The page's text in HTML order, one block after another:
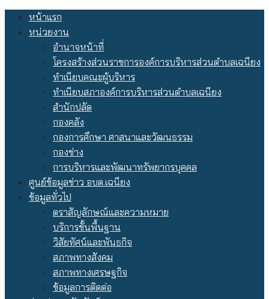
Skip หน้าแรก
หน่วยงาน
อำนาจหน้าที่
โครงสร้างส่วนราชการองค์การบริหารส่วนตำบลเฉนียง
ทำเนียบคณะผู้บริหาร
ทำเนียบสภาองค์การบริหารส่วนตำบลเฉนียง
สำนักปลัด
กองคลัง
กองการศึกษา ศาสนาและวัฒนธรรม
กองช่าง
การบริหารและพัฒนาทรัพยากรบุคคล
ศูนย์ข้อมูลข่าว อบต.เฉนียง
ข้อมูลทั่วไป
ตราสัญลักษณ์และความหมาย
บริการขั้นพื้นฐาน
วิสัยทัศน์และพันธกิจ
สภาพทางสังคม
สภาพทางเศรษฐกิจ
ข้อมูลการติดต่อ